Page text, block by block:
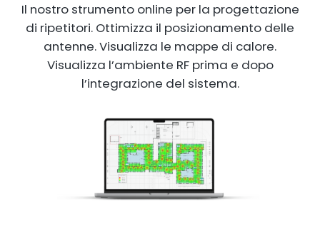
Il nostro strumento online per la progettazione
di ripetitori. Ottimizza il posizionamento delle
antenne. Visualizza le mappe di calore.
Visualizza l’ambiente RF prima e dopo
l’integrazione del sistema.